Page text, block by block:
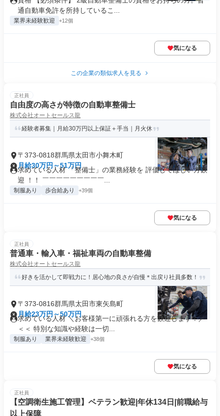
通自動車免許を所持しているこ...
業界未経験歓迎 +12個
気になる
この企業の類似求人を見る
正社員
自由度の高さが特徴の自動車整備士
株式会社オートセールス龍
経験者募集｜月給30万円以上保証＋手当｜月火休
〒373-0818群馬県太田市小舞木町
月給30万円～51万円
求めている人材 「整備士」の業務経験を 評価してほしい方歓
迎 ！！ ￣￣￣￣￣￣￣￣￣...
制服あり 歩合給あり +39個
気になる
正社員
普通車・輸入車・福祉車両の自動車整備
株式会社オートセールス龍
好きを活かして即戦力に！居心地の良さが自慢＊出戻り社員多数！
〒373-0816群馬県太田市東矢島町
月給23万円～50万円
求めている人材 ＼お客様第一に頑張れる方を歓迎します！／
＜＜ 特別な知識や経験は一切...
制服あり 業界未経験歓迎 +38個
気になる
正社員
【空調衛生施工管理】ベテラン歓迎|年休134日|前職給与
以上保障